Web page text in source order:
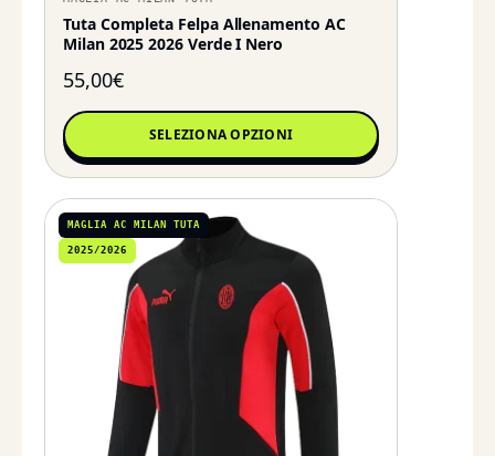
Tuta Completa Felpa Allenamento AC
Milan 2025 2026 Verde I Nero
55,00€
SELEZIONA OPZIONI
MAGLIA AC MILAN TUTA
2025/2026